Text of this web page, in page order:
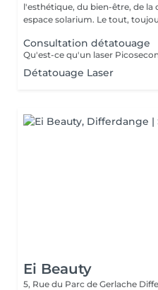
l'esthétique, du bien-être, de
espace solarium. Le tout,
Consultation détatouage
Détatouage Laser
Ei Beauty
5, Rue du Parc de Gerlache